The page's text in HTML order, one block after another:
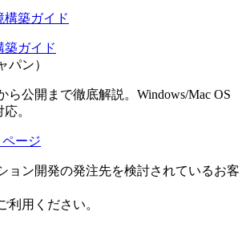
築ガイド
パン）
ら公開まで徹底解説。Windows/Mac OS
。
ージ
ョン開発の発注先を検討されているお客
利用ください。